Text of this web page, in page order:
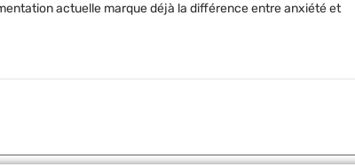
actuelle marque déjà la différence entre anxiété et